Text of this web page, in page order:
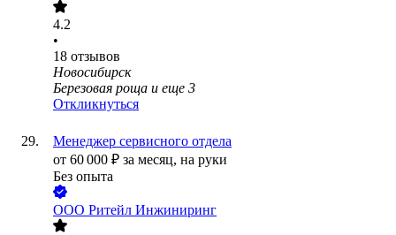
4.2
•
18 отзывов
Новосибирск
Березовая роща и еще 3
Откликнуться
Менеджер сервисного отдела
от 60 000 ₽ за месяц, на руки
Без опыта
ООО Ритейл Инжиниринг